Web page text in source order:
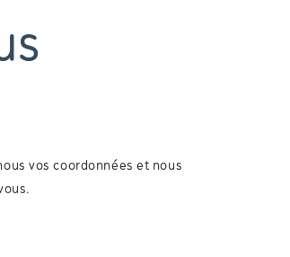
vos coordonnées et nous